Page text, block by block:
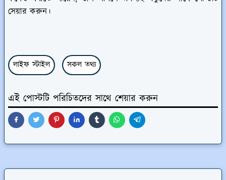
সেয়ার করুন।
লাইফ স্টাইল সকল তথ্য
এই পোস্টটি পরিচিতদের সাথে শেয়ার করুন